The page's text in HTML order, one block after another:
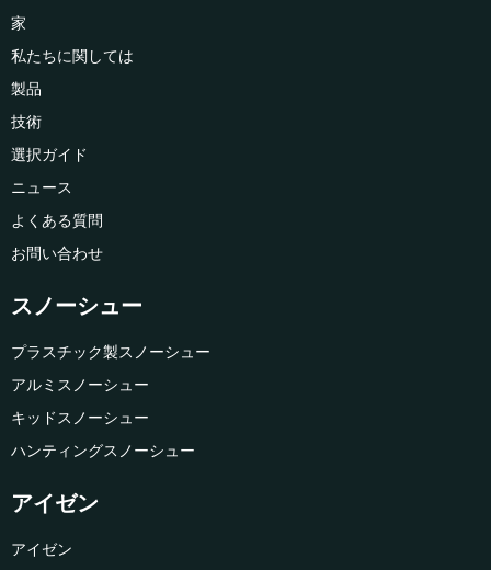
家
私たちに関しては
製品
技術
選択ガイド
ニュース
よくある質問
お問い合わせ
スノーシュー
プラスチック製スノーシュー
アルミスノーシュー
キッドスノーシュー
ハンティングスノーシュー
アイゼン
アイゼン